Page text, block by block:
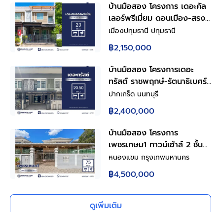
บ้านมือสอง โครงการ เดอะคัล
เลอร์พรีเมี่ยม ดอนเมือง-สรง
ประภา ทาวน์เฮ้าส์ 2 ชั้น พื้นที่
ใช้สอย 126 ตร.ม. 4 ห้องนอน
2 ห้องน้ำ จอดรถ 1 คัน ทำเล
ดอนเมือง-สรงประภา ใกล้ห้าง
โรงพยาบาล โรงเรียน
เมืองปทุมธานี ปทุมธานี
฿2,150,000
บ้านมือสอง โครงการเดอะ
ทรัสต์ ราชพฤกษ์-รัตนาธิเบศร์2
ทาวน์เฮ้าส์ 2 ชั้น พื้นที่ใช้สอย
113 ตร.ม. 3 ห้องนอน 3
ห้องน้ำ จอดรถ 2 คัน ทำเล
ราชพฤกษ์ ใกล้ห้าง โรง
พยาบาล โรงเรียน
ปากเกร็ด นนทบุรี
฿2,400,000
บ้านมือสอง โครงการ
เพชรเกษม1 ทาวน์เฮ้าส์ 2 ชั้น
พื้นที่ใช้สอย 180 ตร.ม. 3 ห้อง
นอน 3 ห้องน้ำ จอดรถ 2 คัน
ทำเลเพชรเกษม เดินทางเข้า
เมืองสะดวก ใกล้ห้าง โรง
พยาบาล โรงเรียน
หนองแขม กรุงเทพมหานคร
฿4,500,000
ดูเพิ่มเติม